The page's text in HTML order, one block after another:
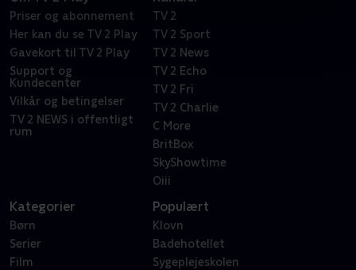
Priser og abonnement
Her kan du se TV 2 Play
Gavekort til TV 2 Play
Support og
Kundecenter
Vilkår og betingelser
TV 2 NEWS i offentligt
rum
TV 2
TV 2 Sport
TV 2 News
TV 2 Echo
TV 2 Fri
TV 2 Charlie
C More
BritBox
SkyShowtime
Oiii
Kategorier
Børn
Serier
Film
Populært
Klovn
Badehotellet
Sygeplejeskolen